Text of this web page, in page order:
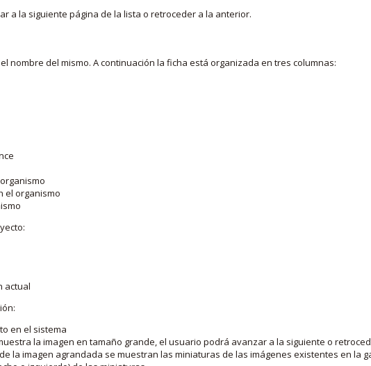
a la siguiente página de la lista o retroceder a la anterior.
nombre del mismo. A continuación la ficha está organizada en tres columnas:
el organismo
actual
en el sistema
la imagen en tamaño grande, el usuario podrá avanzar a la siguiente o
la imagen agrandada se muestran las miniaturas de las imágenes existentes en la